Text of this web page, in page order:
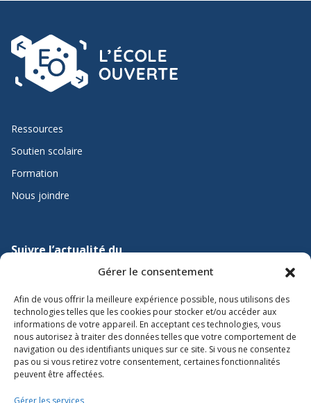
Gérer le consentement
Afin de vous offrir la meilleure expérience possible, nous utilisons des
technologies telles que les cookies pour stocker et/ou accéder aux
informations de votre appareil. En acceptant ces technologies, vous
nous autorisez à traiter des données telles que votre comportement de
navigation ou des identifiants uniques sur ce site. Si vous ne consentez
pas ou si vous retirez votre consentement, certaines fonctionnalités
peuvent être affectées.
Gérer les services
Ressources
Soutien scolaire
Formation
Nous joindre
Suivre l’actualité du
ministère de l’Éducation sur
Lien vers Facebook
Lien vers XLien vers Youtube